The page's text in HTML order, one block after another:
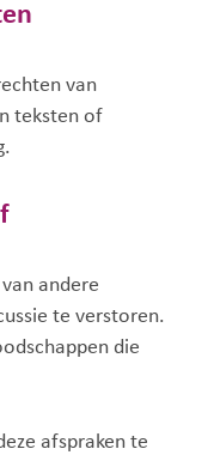
van
teksten of
andere
te verstoren.
die
afspraken te